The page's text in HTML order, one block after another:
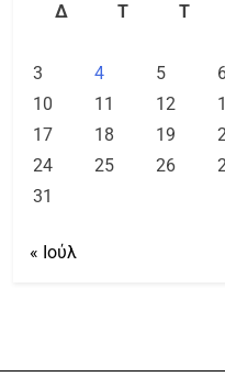
Δ
Τ Τ
3
4 5
10
11 12
17
18 19
24
25 26
31
« Ιούλ